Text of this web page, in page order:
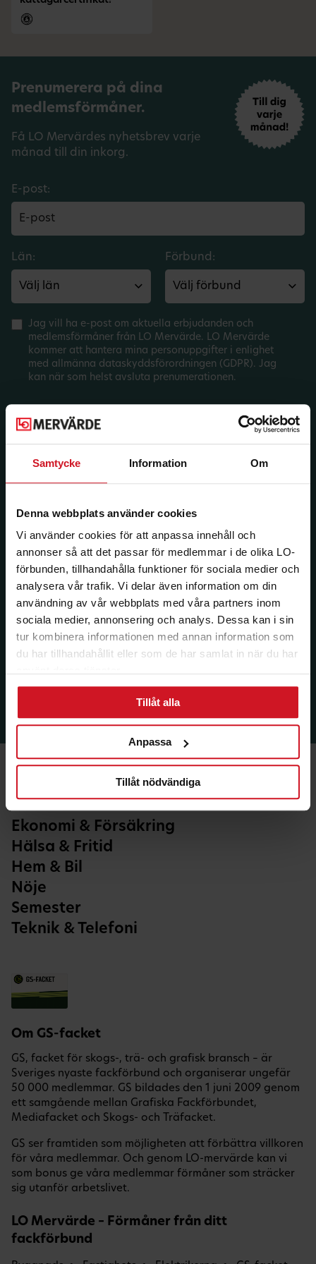
Samtycke Information Om
Denna webbplats använder cookies
Vi använder cookies för att anpassa innehåll och
annonser så att det passar för medlemmar i de olika LO-
förbunden, tillhandahålla funktioner för sociala medier och
analysera vår trafik. Vi delar även information om din
användning av vår webbplats med våra partners inom
sociala medier, annonsering och analys. Dessa kan i sin
tur kombinera informationen med annan information som
du har tillhandahållit eller som de har samlat in när du har
Tillåt alla
Anpassa
Tillåt nödvändiga
Prenumerera på dina
medlemsförmåner.
Få LO Mervärdes nyhetsbrev varje
månad till din inkorg.
E-post:
Län: Förbund:
Jag vill ha e-post om aktuella erbjudanden och
medlemsförmåner från LO Mervärde. LO Mervärde
kommer att hantera mina personuppgifter i enlighet
med allmänna dataskyddsförordningen (GDPR). Jag
kan när som helst avsluta prenumerationen.
Ekonomi & Försäkring
Hälsa & Fritid
Hem & Bil
Nöje
Semester
Teknik & Telefoni
Om GS-facket
GS, facket för skogs-, trä- och grafisk bransch – är
Sveriges nyaste fackförbund och organiserar ungefär
50 000 medlemmar. GS bildades den 1 juni 2009 genom
ett samgående mellan Grafiska Fackförbundet,
Mediafacket och Skogs- och Träfacket.
GS ser framtiden som möjligheten att förbättra villkoren
för våra medlemmar. Och genom LO-mervärde kan vi
som bonus ge våra medlemmar förmåner som sträcker
sig utanför arbetslivet.
LO Mervärde – Förmåner från ditt
fackförbund